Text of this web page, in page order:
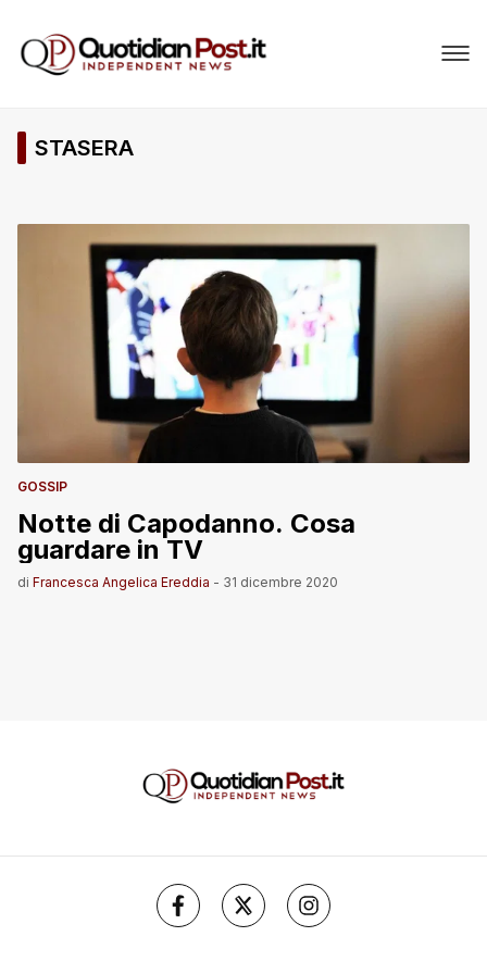
STASERA
GOSSIP
Notte di Capodanno. Cosa
guardare in TV
di Francesca Angelica Ereddia - 31 dicembre 2020